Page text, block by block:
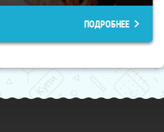
ПОДРОБНЕЕ